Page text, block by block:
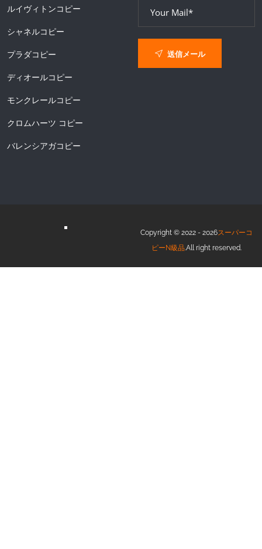
ルイヴィトンコピー
シャネルコピー
プラダコピー
ディオールコピー
モンクレールコピー
クロムハーツ コピー
バレンシアガコピー
送信メール
Copyright © 2022 - 2026スーパーコ
ピーN級品 .All right reserved.